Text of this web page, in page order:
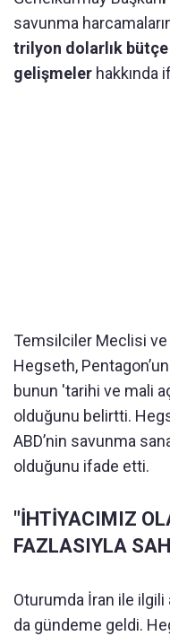
savunma
trilyon dolarlık
gelişmeler hakkında
Temsilciler Meclisi ve
Hegseth,
bunun 'tarihi ve mali
olduğunu belirtti.
ABD’nin savunma
olduğunu ifade etti.
"İHTİYACIMIZ
FAZLASIYLA
Oturumda İran ile
da gündeme geldi.